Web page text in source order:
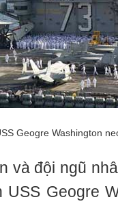
Geogre Washington
và đội ngũ
USS Geogre